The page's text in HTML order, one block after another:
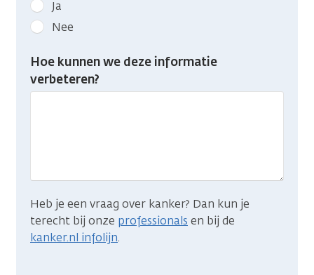
kanker.nl
feedback:
Heb
gevonden
Ja
Nee
Hoe kunnen we deze informatie
verbeteren?
Heb je een vraag over kanker? Dan kun je
terecht bij onze professionals en bij de
kanker.nl infolijn.